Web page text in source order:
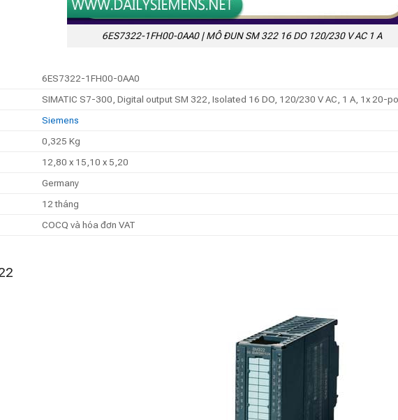
6ES7322-1FH00-0AA0 | MÔ ĐUN SM 322 16 DO 120/230 V AC 1 A
6ES7322-1FH00-0AA0
SIMATIC S7-300, Digital output SM 322, Isolated 16 DO, 120/230 V AC, 1 A, 1x 20-
Siemens
0,325 Kg
12,80 x 15,10 x 5,20
Germany
12 tháng
COCQ và hóa đơn VAT